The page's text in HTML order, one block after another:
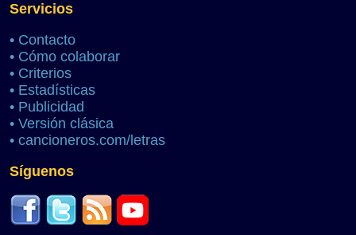
Servicios
• Contacto
• Cómo colaborar
• Criterios
• Estadísticas
• Publicidad
• Versión clásica
• cancioneros.com/letras
Síguenos